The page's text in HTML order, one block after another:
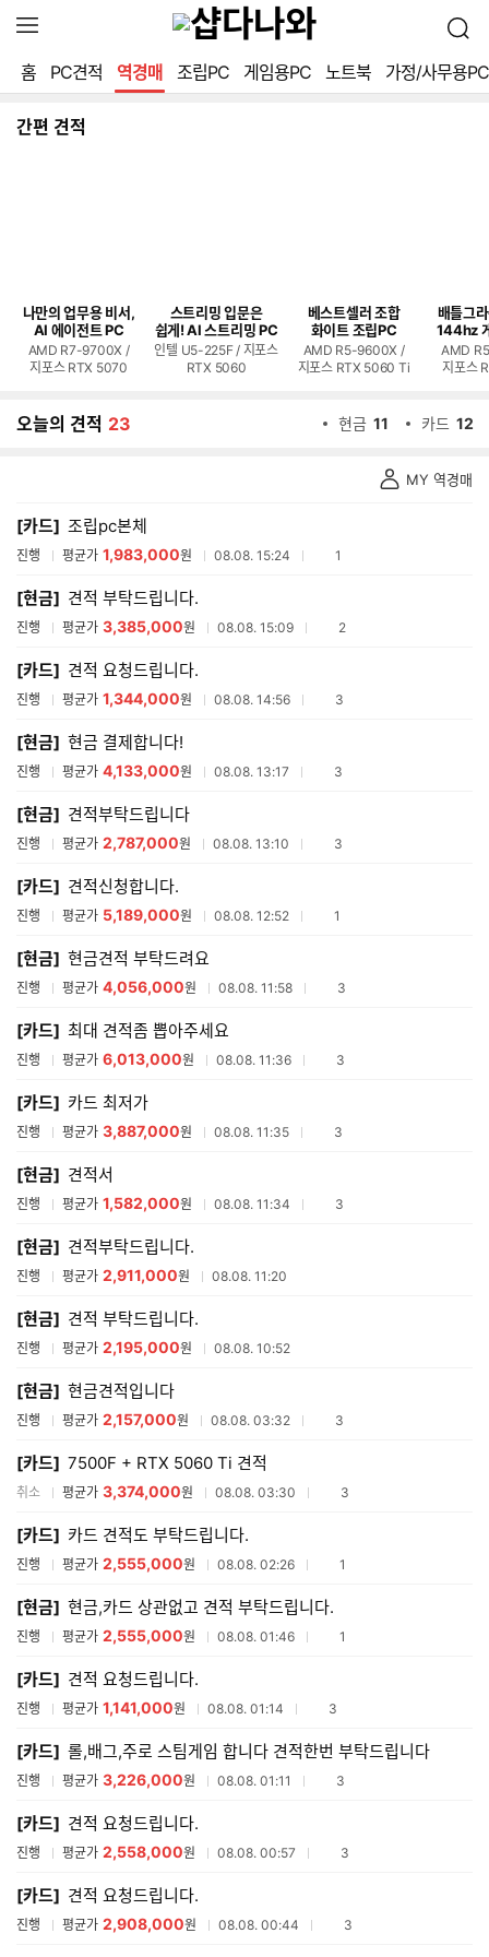
역
열
기
검
색
홈
PC견적 역경매 조립PC 게임용PC 노트북 가정/사무용PC
간편 견적
나만의 업무용 비서,
AI 에이전트 PC
AMD R7-9700X /
지포스 RTX 5070
스트리밍 입문은
쉽게! AI 스트리밍 PC
인텔 U5-225F / 지포스
RTX 5060
베스트셀러 조합
화이트 조립PC
AMD R5-9600X /
지포스 RTX 5060 Ti
배틀그
144hz
AMD
지포스
오늘의 견적 23 현금 11 카드 12
견
적
스
트
MY 역경매
[카드] 조립pc본체
진행 평균가 1,983,000원 08.08. 15:24 참여업체수
1
[현금] 견적 부탁드립니다.
진행 평균가 3,385,000원 08.08. 15:09 참여업체수
2
[카드] 견적 요청드립니다.
진행 평균가 1,344,000원 08.08. 14:56 참여업체수
3
[현금] 현금 결제합니다!
진행 평균가 4,133,000원 08.08. 13:17 참여업체수
3
[현금] 견적부탁드립니다
진행 평균가 2,787,000원 08.08. 13:10 참여업체수
3
[카드] 견적신청합니다.
진행 평균가 5,189,000원 08.08. 12:52 참여업체수
1
[현금] 현금견적 부탁드려요
진행 평균가 4,056,000원 08.08. 11:58 참여업체수
3
[카드] 최대 견적좀 뽑아주세요
진행 평균가 6,013,000원 08.08. 11:36 참여업체수
3
[카드] 카드 최저가
진행 평균가 3,887,000원 08.08. 11:35 참여업체수
3
[현금] 견적서
진행 평균가 1,582,000원 08.08. 11:34 참여업체수
3
[현금] 견적부탁드립니다.
진행 평균가 2,911,000원 08.08. 11:20
[현금] 견적 부탁드립니다.
진행 평균가 2,195,000원 08.08. 10:52
[현금] 현금견적입니다
진행 평균가 2,157,000원 08.08. 03:32 참여업체수
3
[카드] 7500F + RTX 5060 Ti 견적
취소 평균가 3,374,000원 08.08. 03:30 참여업체수
3
[카드] 카드 견적도 부탁드립니다.
진행 평균가 2,555,000원 08.08. 02:26 참여업체수
1
[현금] 현금,카드 상관없고 견적 부탁드립니다.
진행 평균가 2,555,000원 08.08. 01:46 참여업체수
1
[카드] 견적 요청드립니다.
진행 평균가 1,141,000원 08.08. 01:14 참여업체수
3
[카드] 롤,배그,주로 스팀게임 합니다 견적한번 부탁드립니다
진행 평균가 3,226,000원 08.08. 01:11 참여업체수
3
[카드] 견적 요청드립니다.
진행 평균가 2,558,000원 08.08. 00:57 참여업체수
3
[카드] 견적 요청드립니다.
진행 평균가 2,908,000원 08.08. 00:44 참여업체수
3